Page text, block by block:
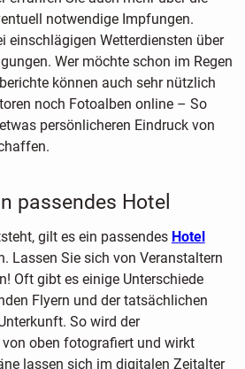
notwendige Impfungen.
einschlägigen Wetterdiensten über
Wer möchte schon im Regen
können auch sehr nützlich
noch Fotoalben online – So
persönlicheren Eindruck von
passendes Hotel
gilt es ein passendes Hotel
Lassen Sie sich von Veranstaltern
Oft gibt es einige Unterschiede
Flyern und der tatsächlichen
So wird der
oben fotografiert und wirkt
lassen sich im digitalen Zeitalter